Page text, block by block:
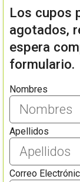
Los cupos
agotados,
espera
formulario.
Nombres
Apellidos
Correo